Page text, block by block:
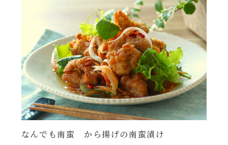
なんでも南蛮 から揚げの南蛮漬け